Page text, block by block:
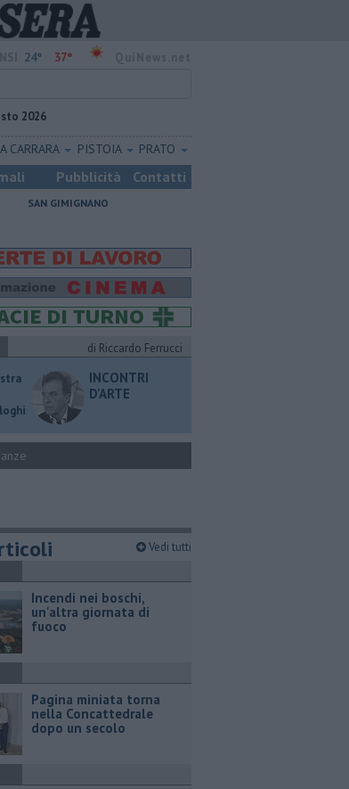
24° 37°
2026
CARRARA PISTOIA PRATO
Pubblicità Contatti
SAN GIMIGNANO
di Riccardo Ferrucci
INCONTRI
D'ARTE
Vedi tutti
Incendi nei boschi,
un'altra giornata di
fuoco
Pagina miniata torna
nella Concattedrale
dopo un secolo